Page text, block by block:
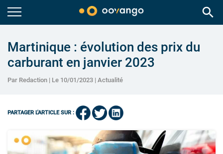
search
Martinique : évolution des prix du
carburant en janvier 2023
Par Redaction | Le 10/01/2023 | Actualité
PARTAGER L'ARTICLE SUR :